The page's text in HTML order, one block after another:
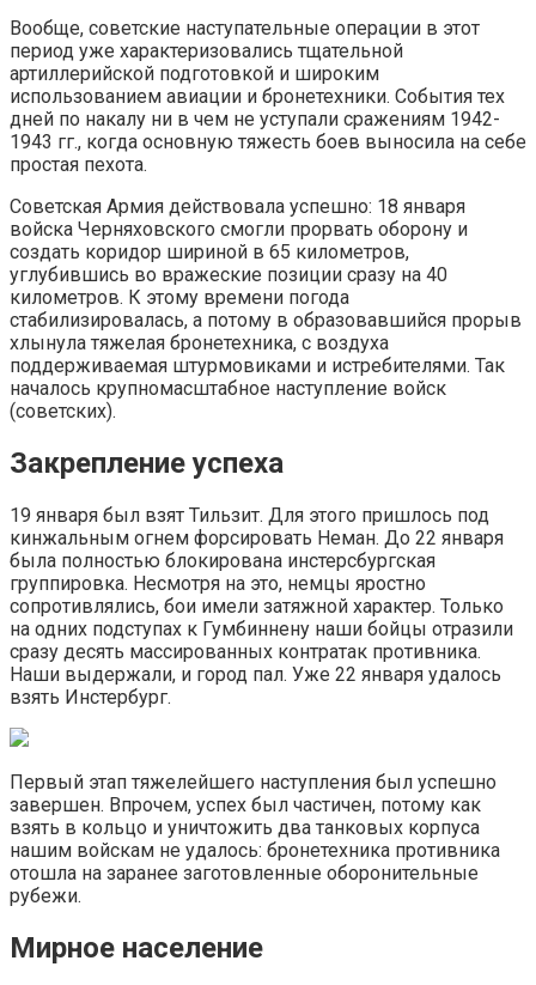
Вообще, советские наступательные операции в этот
период уже характеризовались тщательной
артиллерийской подготовкой и широким
использованием авиации и бронетехники. События тех
дней по накалу ни в чем не уступали сражениям 1942-
1943 гг., когда основную тяжесть боев выносила на себе
простая пехота.
Советская Армия действовала успешно: 18 января
войска Черняховского смогли прорвать оборону и
создать коридор шириной в 65 километров,
углубившись во вражеские позиции сразу на 40
километров. К этому времени погода
стабилизировалась, а потому в образовавшийся прорыв
хлынула тяжелая бронетехника, с воздуха
поддерживаемая штурмовиками и истребителями. Так
началось крупномасштабное наступление войск
(советских).
Закрепление успеха
19 января был взят Тильзит. Для этого пришлось под
кинжальным огнем форсировать Неман. До 22 января
была полностью блокирована инстерсбургская
группировка. Несмотря на это, немцы яростно
сопротивлялись, бои имели затяжной характер. Только
на одних подступах к Гумбиннену наши бойцы отразили
сразу десять массированных контратак противника.
Наши выдержали, и город пал. Уже 22 января удалось
взять Инстербург.
Первый этап тяжелейшего наступления был успешно
завершен. Впрочем, успех был частичен, потому как
взять в кольцо и уничтожить два танковых корпуса
нашим войскам не удалось: бронетехника противника
отошла на заранее заготовленные оборонительные
рубежи.
Мирное население